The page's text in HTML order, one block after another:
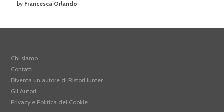
by Francesca Orlando
Chi siamo
Contatti
Diventa un autore di RistorHunter
Gli Autori
Privacy e Politica dei Cookie